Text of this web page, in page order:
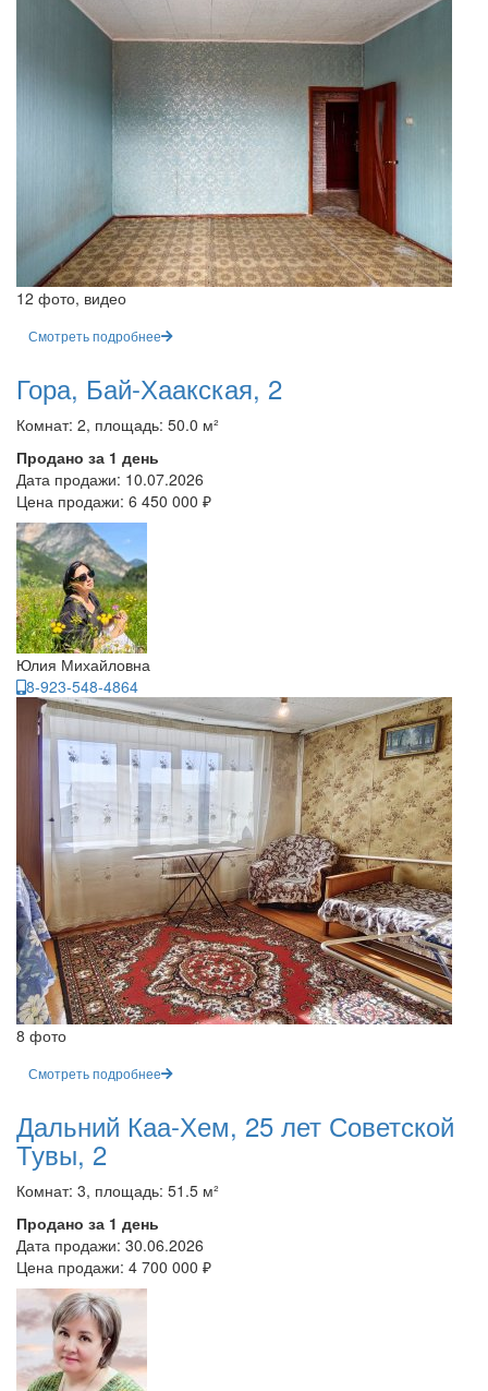
12 фото, видео
Смотреть подробнее
Гора, Бай-Хаакская, 2
Комнат: 2, площадь: 50.0 м²
Продано за 1 день
Дата продажи: 10.07.2026
Цена продажи: 6 450 000 ₽
Юлия Михайловна
8-923-548-4864
8 фото
Смотреть подробнее
Дальний Каа-Хем, 25 лет Советской
Тувы, 2
Комнат: 3, площадь: 51.5 м²
Продано за 1 день
Дата продажи: 30.06.2026
Цена продажи: 4 700 000 ₽